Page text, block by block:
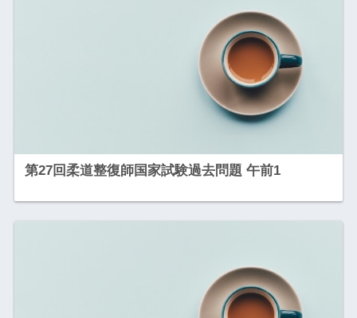
第27回柔道整復師国家試験過去問題 午前1